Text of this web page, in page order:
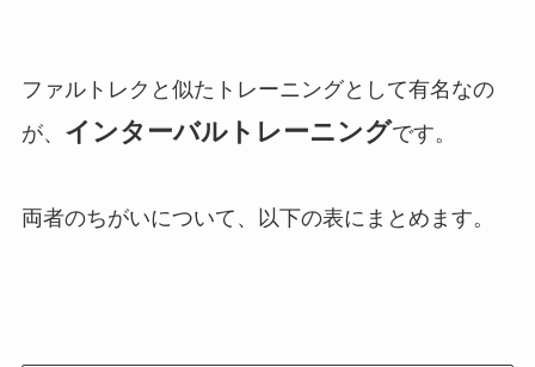
ファルトレクと似たトレーニングとして有名なの
が、 インターバルトレーニングです。
両者のちがいについて、以下の表にまとめます。